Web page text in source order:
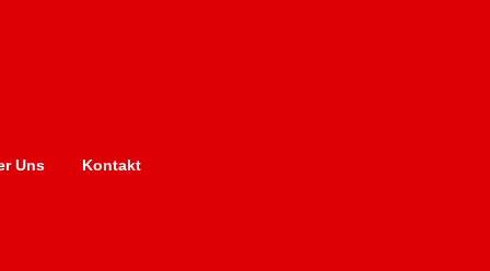
Uns Kontakt